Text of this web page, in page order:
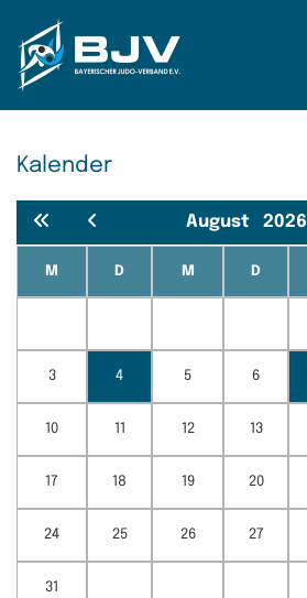
Zum Hauptinhalt springen
Kalender
August 2026
M D M D
3 4 5 6
10 11 12 13
17 18 19 20
24 25 26 27
31